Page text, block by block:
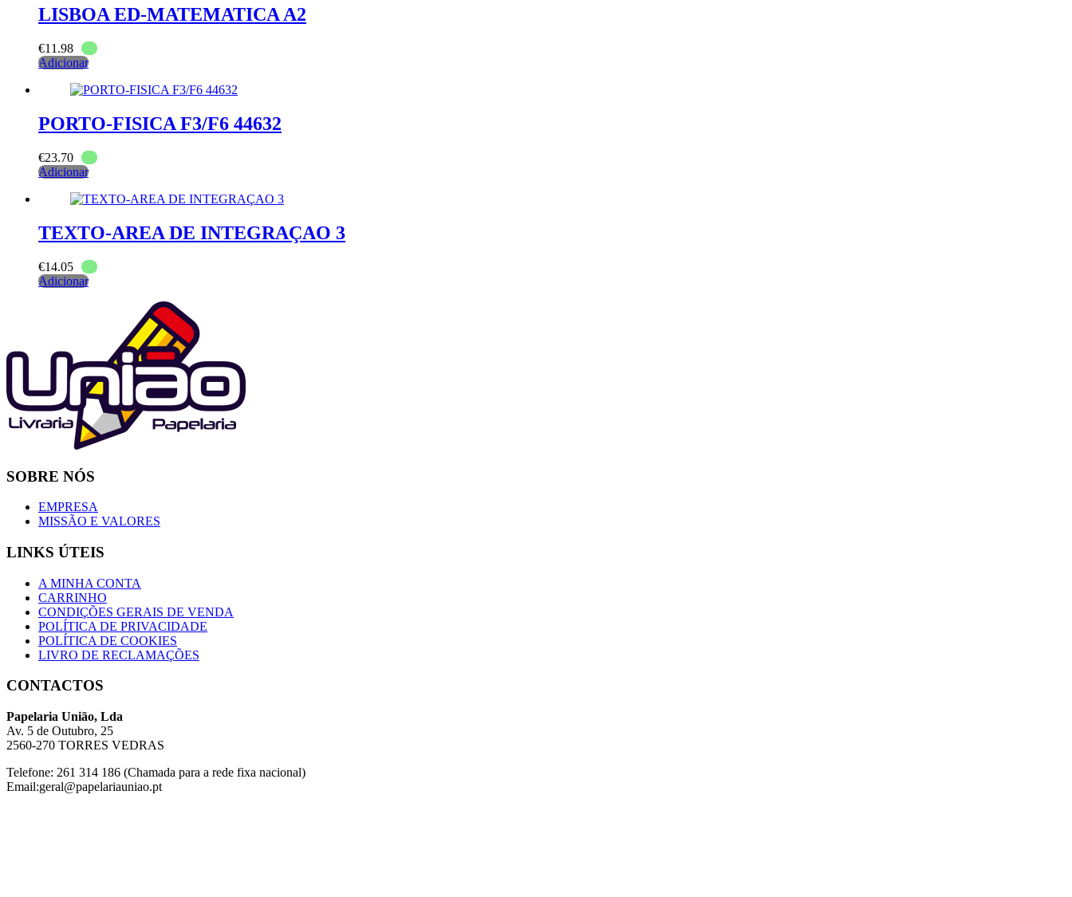
LISBOA ED-MATEMATICA A2
€11.98
Adicionar
PORTO-FISICA F3/F6 44632
€23.70
Adicionar
TEXTO-AREA DE INTEGRAÇAO 3
€14.05
Adicionar
SOBRE NÓS
EMPRESA
MISSÃO E VALORES
LINKS ÚTEIS
A MINHA CONTA
CARRINHO
CONDIÇÕES GERAIS DE VENDA
POLÍTICA DE PRIVACIDADE
POLÍTICA DE COOKIES
LIVRO DE RECLAMAÇÕES
CONTACTOS
Papelaria União, Lda
Av. 5 de Outubro, 25
2560-270 TORRES VEDRAS
Telefone: 261 314 186 (Chamada para a rede fixa nacional)
Email:geral@papelariauniao.pt